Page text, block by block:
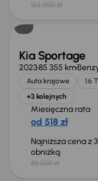
122 000 zł
Taniej o 1 000 zł
Kia Sportage
202385 355 km
Auta krajowe 1.6
+3 kolejnych
Miesięczna rata
od 518 zł
Najniższa cena z
obniżką
88 000 zł
Taniej o 2 000 zł